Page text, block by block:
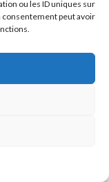
ou les ID uniques sur
consentement peut avoir
et
toute
à